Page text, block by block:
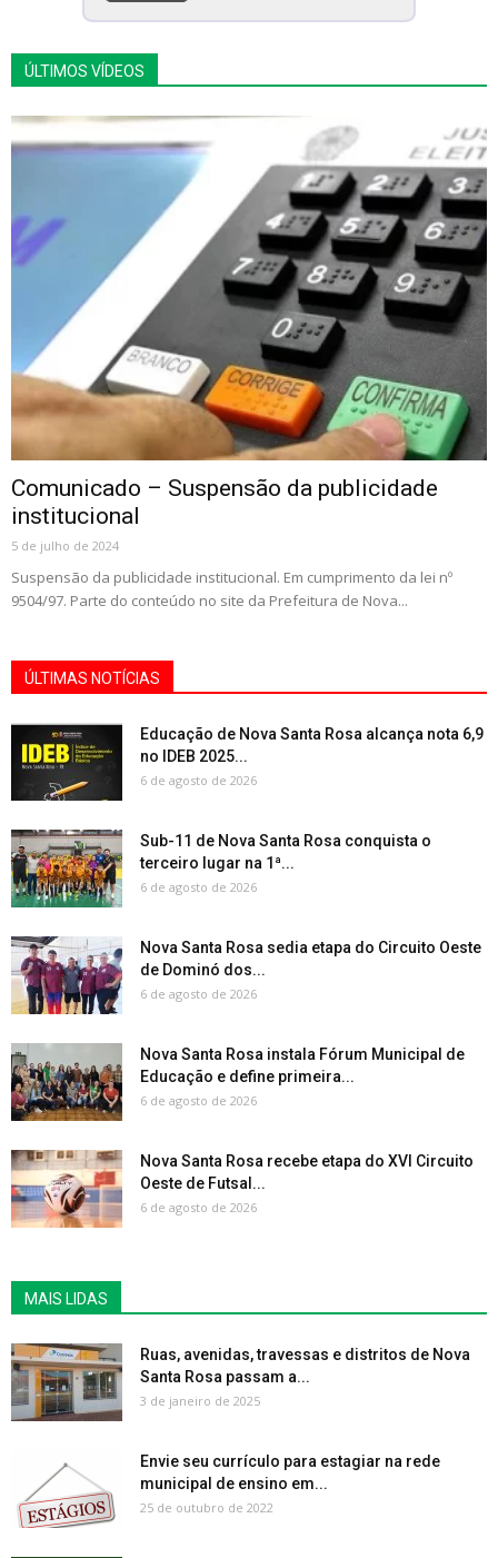
ÚLTIMOS VÍDEOS
Comunicado – Suspensão da publicidade
institucional
5 de julho de 2024
Suspensão da publicidade institucional. Em cumprimento da lei nº
9504/97. Parte do conteúdo no site da Prefeitura de Nova...
ÚLTIMAS NOTÍCIAS
Educação de Nova Santa Rosa alcança nota 6,9
no IDEB 2025...
6 de agosto de 2026
Sub-11 de Nova Santa Rosa conquista o
terceiro lugar na 1ª...
6 de agosto de 2026
Nova Santa Rosa sedia etapa do Circuito Oeste
de Dominó dos...
6 de agosto de 2026
Nova Santa Rosa instala Fórum Municipal de
Educação e define primeira...
6 de agosto de 2026
Nova Santa Rosa recebe etapa do XVI Circuito
Oeste de Futsal...
6 de agosto de 2026
MAIS LIDAS
Ruas, avenidas, travessas e distritos de Nova
Santa Rosa passam a...
3 de janeiro de 2025
Envie seu currículo para estagiar na rede
municipal de ensino em...
25 de outubro de 2022